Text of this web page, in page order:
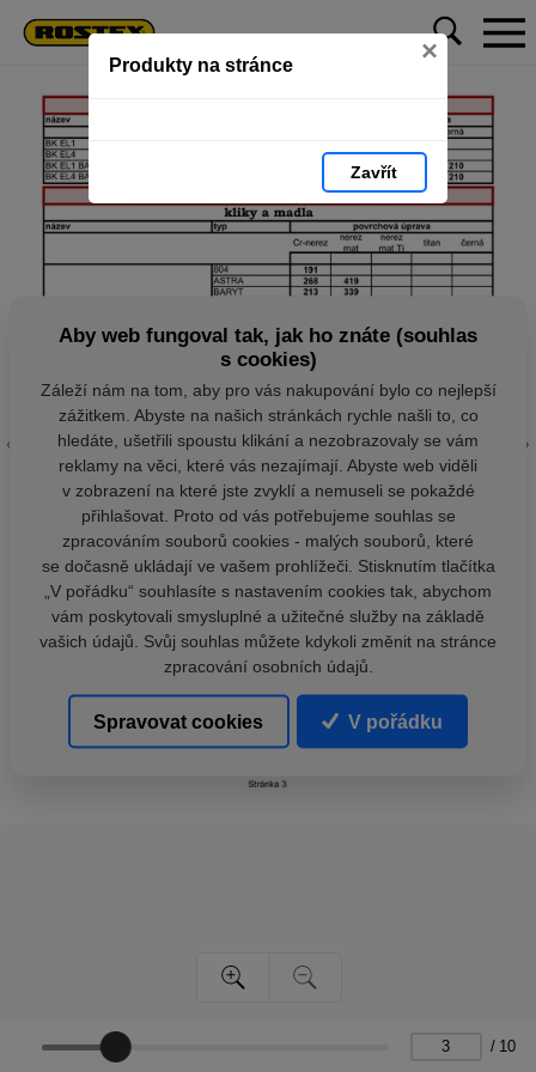
Produkty na stránce ×
Zavřít
/ 10
Aby web fungoval tak, jak ho znáte (souhlas
s cookies)
Záleží nám na tom, aby pro vás nakupování bylo co nejlepší
zážitkem. Abyste na našich stránkách rychle našli to, co
hledáte, ušetřili spoustu klikání a nezobrazovaly se vám
reklamy na věci, které vás nezajímají. Abyste web viděli
v zobrazení na které jste zvyklí a nemuseli se pokaždé
přihlašovat. Proto od vás potřebujeme souhlas se
zpracováním souborů cookies - malých souborů, které
se dočasně ukládají ve vašem prohlížeči. Stisknutím tlačítka
„V pořádku“ souhlasíte s nastavením cookies tak, abychom
vám poskytovali smysluplné a užitečné služby na základě
vašich údajů. Svůj souhlas můžete kdykoli změnit na stránce
zpracování osobních údajů.
Spravovat cookies V pořádku